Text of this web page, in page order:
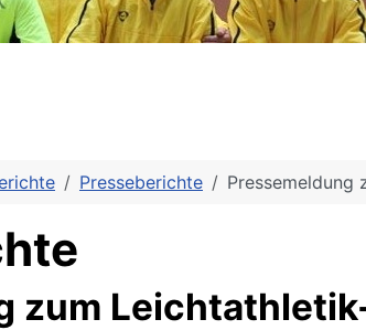
Presseberichte Pressemeldung
zum